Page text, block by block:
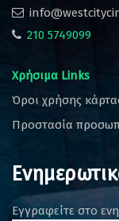
210 5749099
Χρήσιμα Links
Όροι χρήσης
Προστασία
Εγγραφείτε στο